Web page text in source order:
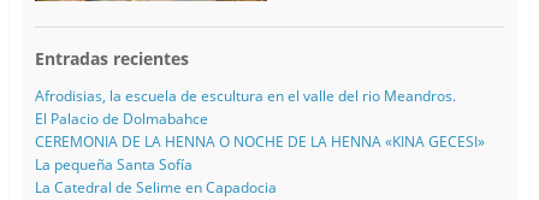
Entradas recientes
Afrodisias, la escuela de escultura en el valle del rio Meandros.
El Palacio de Dolmabahce
CEREMONIA DE LA HENNA O NOCHE DE LA HENNA «KINA GECESI»
La pequeña Santa Sofía
La Catedral de Selime en Capadocia